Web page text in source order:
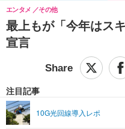
IT・デジタル
IT・デジタルTOP
ショッピング
SPEED TEST
エンタメTOP
ライフTOP
リリース一覧
最上もが「今年はス
宣言
エンタメ その他
注目記事
10G光回線導入レポ